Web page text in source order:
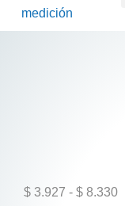
$ 3.927 - $ 8.330